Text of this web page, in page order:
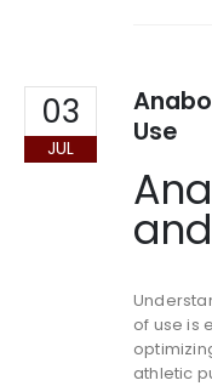
03
JUL
Use
of use is
athletic